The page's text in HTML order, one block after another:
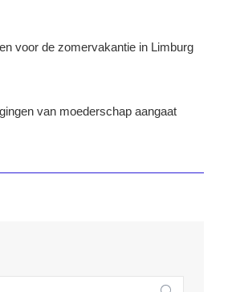
voor de zomervakantie in Limburg
van moederschap aangaat